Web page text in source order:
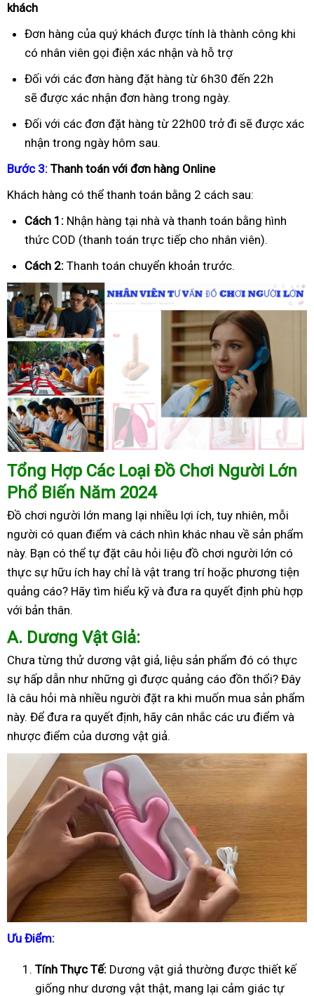
khách
Đơn hàng của quý khách được tính là thành công khi
có nhân viên gọi điện xác nhận và hỗ trợ
Đối với các đơn hàng đặt hàng từ 6h30 đến 22h
sẽ được xác nhận đơn hàng trong ngày.
Đối với các đơn đặt hàng từ 22h00 trở đi sẽ được xác
nhận trong ngày hôm sau.
Bước 3: Thanh toán với đơn hàng Online
Khách hàng có thể thanh toán bằng 2 cách sau:
Cách 1: Nhận hàng tại nhà và thanh toán bằng hình
thức COD (thanh toán trực tiếp cho nhân viên).
Cách 2: Thanh toán chuyển khoản trước.
Tổng Hợp Các Loại Đồ Chơi Người Lớn
Phổ Biến Năm 2024
Đồ chơi người lớn mang lại nhiều lợi ích, tuy nhiên, mỗi
người có quan điểm và cách nhìn khác nhau về sản phẩm
này. Bạn có thể tự đặt câu hỏi liệu đồ chơi người lớn có
thực sự hữu ích hay chỉ là vật trang trí hoặc phương tiện
quảng cáo? Hãy tìm hiểu kỹ và đưa ra quyết định phù hợp
với bản thân.
A. Dương Vật Giả:
Chưa từng thử dương vật giả, liệu sản phẩm đó có thực
sự hấp dẫn như những gì được quảng cáo đồn thổi? Đây
là câu hỏi mà nhiều người đặt ra khi muốn mua sản phẩm
này. Để đưa ra quyết định, hãy cân nhắc các ưu điểm và
nhược điểm của dương vật giả.
Ưu Điểm:
Tính Thực Tế: Dương vật giả thường được thiết kế
giống như dương vật thật, mang lại cảm giác tự